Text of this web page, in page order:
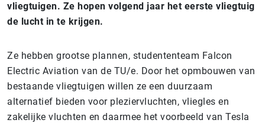
vliegtuigen. Ze hopen volgend jaar het eerste vliegtuig
de lucht in te krijgen.
Ze hebben grootse plannen, studententeam Falcon
Electric Aviation van de TU/e. Door het opmbouwen van
bestaande vliegtuigen willen ze een duurzaam
alternatief bieden voor pleziervluchten, vliegles en
zakelijke vluchten en daarmee het voorbeeld van Tesla